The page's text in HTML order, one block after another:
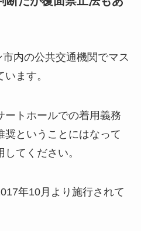
内の公共交通機関でマス
ます。
ートホールでの着用義務
奨ということにはなって
てください。
年10月より施行されて